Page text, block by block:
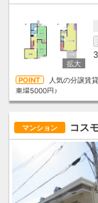
人気の分譲賃
車場5000円♪
マンション コス